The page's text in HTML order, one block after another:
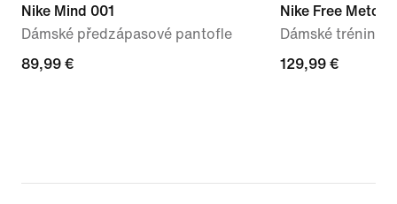
Nike Mind 001
Dámské předzápasové pantofle
89,99 €
89,99 €
Nike Free
Dámské
129,99 €
129,99 €